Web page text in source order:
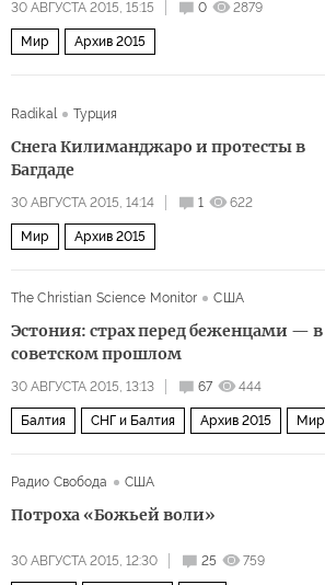
30 АВГУСТА 2015, 15:15 0 2879
Мир Архив 2015
Radikal Турция
Снега Килиманджаро и протесты в
Багдаде
30 АВГУСТА 2015, 14:14 1 622
Мир Архив 2015
The Christian Science Monitor США
Эстония: страх перед беженцами — в
советском прошлом
30 АВГУСТА 2015, 13:13 67 444
Балтия СНГ и Балтия Архив 2015 Мир
Радио Свобода США
Потроха «Божьей воли»
30 АВГУСТА 2015, 12:30 25 759